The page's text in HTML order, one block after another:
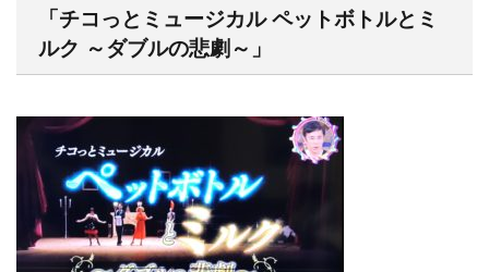
「チコっとミュージカル ペットボトルとミ
ルク ～ダブルの悲劇～」